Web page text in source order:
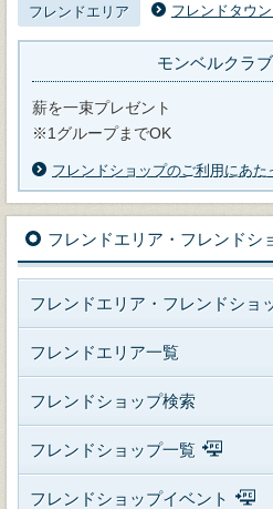
フレンドエリア フレンドタウ
モンベルクラ
薪を一束プレゼント
※1グループまでOK
フレンドショップのご利用にあた
フレンドエリア・フレンドシ
フレンドエリア・フレンドショ
フレンドエリア一覧
フレンドショップ検索
フレンドショップ一覧
フレンドショップイベント